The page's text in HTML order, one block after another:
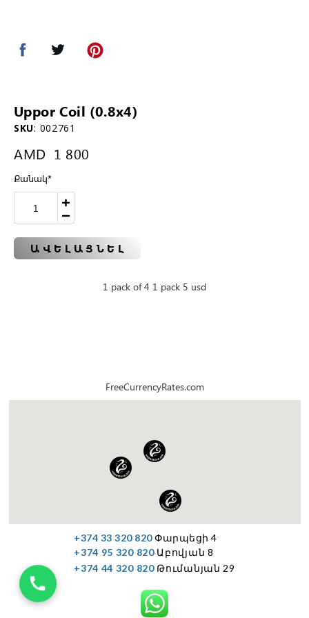
Uppor Coil (0.8x4)
SKU: 002761
AMD 1 800
Քանակ*
ԱՎԵԼԱՑՆԵԼ
1 pack of 4 1 pack 5 usd
FreeCurrencyRates.com
+374 33 320 820Փարպեցի 4
+374 95 320 820 Աբովյան 8
+374 44 320 820Թումանյան 29